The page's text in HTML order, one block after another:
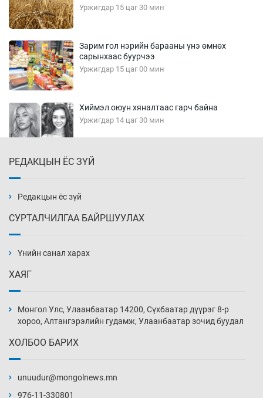
Уржигдар 15 цаг 30 мин
Зарим гол нэрийн барааны үнэ өмнөх
сарынхаас буурчээ
Уржигдар 15 цаг 00 мин
Хиймэл оюун хяналтаас гарч байна
Уржигдар 14 цаг 30 мин
Уржигдар 14 цаг 00 мин
нэмэгджээ
Уржигдар 13 цаг 30 мин
Уржигдар 13 цаг 00 мин
РЕДАКЦЫН ЁС ЗҮЙ
Редакцын ёс зүй
СУРТАЛЧИЛГАА БАЙРШУУЛАХ
Үнийн санал харах
ХАЯГ
Монгол Улс, Улаанбаатар 14200, Сүхбаатар дүүрэг 8-р
хороо, Алтангэрэлийн гудамж, Улаанбаатар зочид буудал
ХОЛБОО БАРИХ
unuudur@mongolnews.mn
976-11-330801